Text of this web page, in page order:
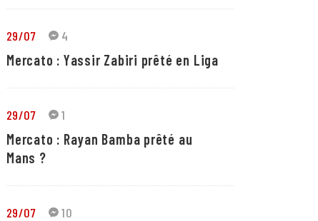
29/07 4
Mercato : Yassir Zabiri prêté en Liga
29/07 1
Mercato : Rayan Bamba prêté au
Mans ?
29/07 10